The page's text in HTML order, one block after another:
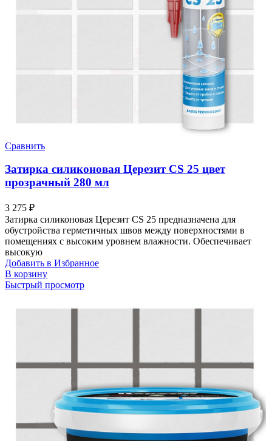
Сравнить
Затирка силиконовая Церезит CS 25 цвет
прозрачный 280 мл
3 275 ₽
Затирка силиконовая Церезит CS 25 предназначена для
обустройства герметичных швов между поверхностями в
помещениях с высоким уровнем влажности. Обеспечивает
высокую
Добавить в Избранное
В корзину
Быстрый просмотр